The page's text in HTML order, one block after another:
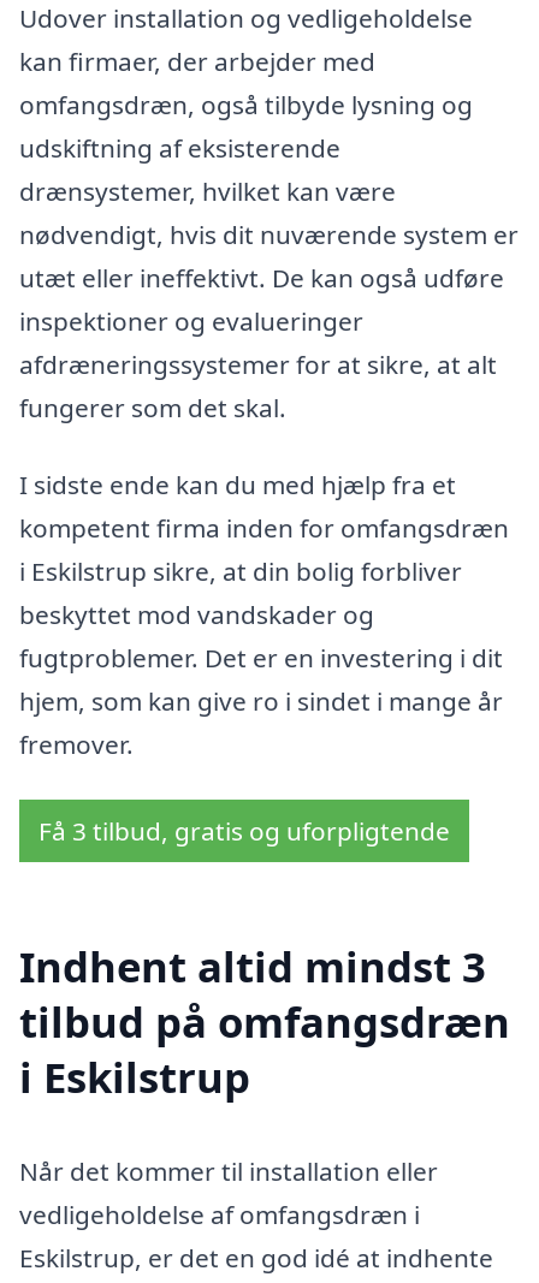
Udover installation og vedligeholdelse
kan firmaer, der arbejder med
omfangsdræn, også tilbyde lysning og
udskiftning af eksisterende
drænsystemer, hvilket kan være
nødvendigt, hvis dit nuværende system er
utæt eller ineffektivt. De kan også udføre
inspektioner og evalueringer
afdræneringssystemer for at sikre, at alt
fungerer som det skal.
I sidste ende kan du med hjælp fra et
kompetent firma inden for omfangsdræn
i Eskilstrup sikre, at din bolig forbliver
beskyttet mod vandskader og
fugtproblemer. Det er en investering i dit
hjem, som kan give ro i sindet i mange år
fremover.
Få 3 tilbud, gratis og uforpligtende
Indhent altid mindst 3
tilbud på omfangsdræn
i Eskilstrup
Når det kommer til installation eller
vedligeholdelse af omfangsdræn i
Eskilstrup, er det en god idé at indhente